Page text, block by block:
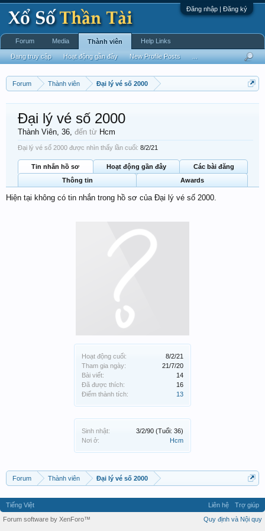
Đăng nhập | Đăng ký
Forum Thành viên Đại lý vé số 2000
Hoạt động cuối:
8/2/21
Tham gia ngày:
21/7/20
Bài viết:
14
Đã được thích:
16
Điểm thành tích:
13
Sinh nhật: 3/2/90 (Tuổi: 36)
Nơi ở:
Hcm
Đại lý vé số 2000
Thành Viên, 36, đến từ Hcm
Đại lý vé số 2000 được nhìn thấy lần cuối: 8/2/21
Tin nhắn hồ sơ Hoạt động gần đây
Các bài đăng
Thông tin
Awards
Hiện tại không có tin nhắn trong hồ sơ của Đại lý vé số 2000.
Forum Thành viên Đại lý vé số 2000
Forum Media Thành viên
Đang truy cập Hoạt động gần đây New Profile Posts
Help Links
Tiếng Việt Liên hệ
Trợ giúp
Quy định và Nội quy
Forum software by XenForo™